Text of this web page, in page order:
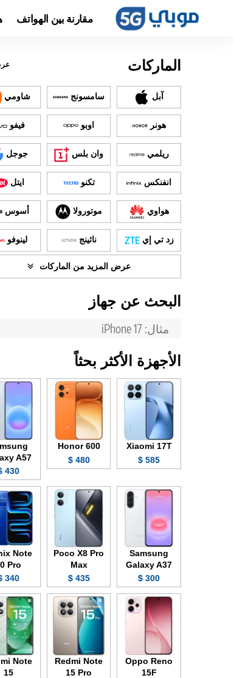
مقارنة بين الهواتف
الماركات
آبل سامسونج شاومي
هونر اوبو فيفو
ريلمي وان بلس جوجل
انفنكس تكنو ايتل
هواوي موتورولا أسوس
زد تي إي ناثينج لينوفو
عرض المزيد من الماركات
البحث عن جهاز
الأجهزة الأكثر بحثاً
Xiaomi 17T
585 $
Honor 600
480 $
A57
430 $
Samsung
Galaxy A37
300 $
Poco X8 Pro
Max
435 $
Note
Pro
340 $
Oppo Reno
15F
Redmi Note
15 Pro
Note
15